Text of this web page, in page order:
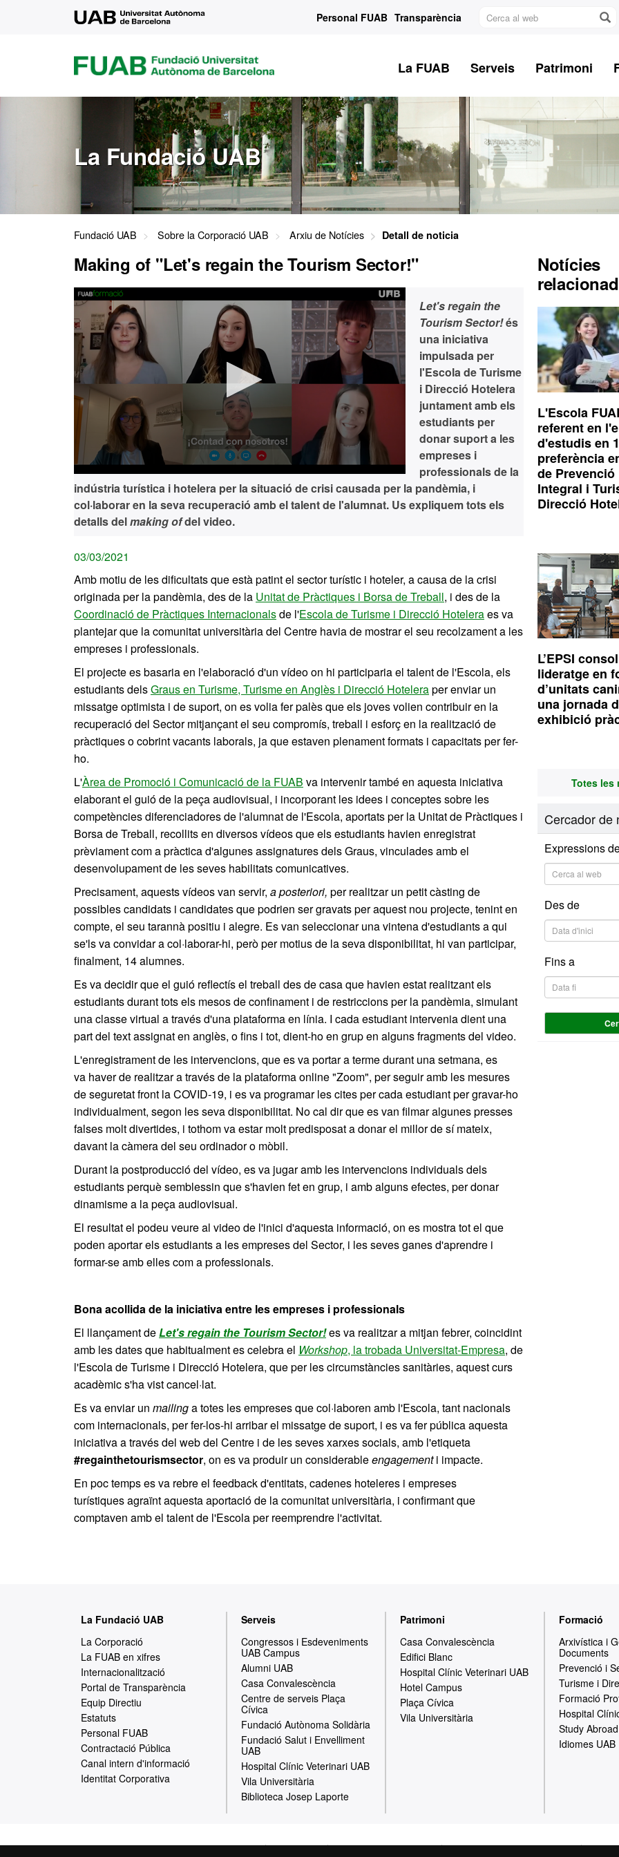
Personal FUAB Transparència
Cerca
FUAB
FUNDACIÓ
UNIVERSITAT
AUTÒNOMA
BARCELONA
La FUAB Serveis Patrimoni
La Fundació UAB
Fundació UAB Sobre la Corporació UAB Arxiu de Notícies Detall de noticia
Making of "Let's regain the Tourism Sector!"
seconds
of
0
secondsVolume
Let's regain the
Tourism Sector!és
una iniciativa
impulsada per
l'Escola de Turisme
i Direcció Hotelera
juntament amb els
estudiants per
donar suport a les
empreses i
professionals de la
indústria turística i hotelera per la situació de crisi causada per la pandèmia, i
col·laborar en la seva recuperació amb el talent de l'alumnat. Us expliquem tots els
detalls delmaking ofdel video.
03/03/2021
Amb motiu de les dificultats que està patint el sector turístic i hoteler, a causa de la crisi
originada per la pandèmia, des de la Unitat de Pràctiques i Borsa de Treball, i des de la
Coordinació de Pràctiques Internacionalsde l'Escola de Turisme i Direcció Hoteleraes va
plantejar que la comunitat universitària del Centre havia de mostrar el seu recolzament a les
empreses i professionals.
El projecte es basaria en l'elaboració d'un vídeo on hi participaria el talent de l'Escola, els
estudiants delsGraus en Turisme, Turisme en Anglès i Direcció Hoteleraper enviar un
missatge optimista i de suport, on es volia fer palès que els joves volien contribuir en la
recuperació del Sector mitjançant el seu compromís, treball i esforç en la realització de
pràctiques o cobrint vacants laborals, ja que estaven plenament formats i capacitats per fer-
ho.
L'Àrea de Promoció i Comunicació de la FUAB va intervenir també en aquesta iniciativa
elaborant el guió de la peça audiovisual, i incorporant les idees i conceptes sobre les
competències diferenciadores de l'alumnat de l'Escola, aportats per la Unitat de Pràctiques i
Borsa de Treball, recollits en diversos vídeos que els estudiants havien enregistrat
prèviament com a pràctica d'algunes assignatures dels Graus, vinculades amb el
desenvolupament de les seves habilitats comunicatives.
Precisament, aquests vídeos van servir, a posteriori, per realitzar un petit càsting de
possibles candidats i candidates que podrien ser gravats per aquest nou projecte, tenint en
compte, el seu tarannà positiu i alegre. Es van seleccionar una vintena d'estudiants a qui
se'ls va convidar a col·laborar-hi, però per motius de la seva disponibilitat, hi van participar,
finalment, 14 alumnes.
Es va decidir que el guió reflectís el treball des de casa que havien estat realitzant els
estudiants durant tots els mesos de confinament i de restriccions per la pandèmia, simulant
una classe virtual a través d'una plataforma en línia. I cada estudiant intervenia dient una
part del text assignat en anglès, o fins i tot, dient-ho en grup en alguns fragments del video.
L'enregistrament de les intervencions, que es va portar a terme durant una setmana, es
va haver de realitzar a través de la plataforma online "Zoom", per seguir amb les mesures
de seguretat front la COVID-19, i es va programar les cites per cada estudiant per gravar-ho
individualment, segon les seva disponibilitat. No cal dir que es van filmar algunes presses
falses molt divertides, i tothom va estar molt predisposat a donar el millor de sí mateix,
davant la càmera del seu ordinador o mòbil.
Durant la postproducció del vídeo, es va jugar amb les intervencions individuals dels
estudiants perquè semblessin que s'havien fet en grup, i amb alguns efectes, per donar
dinamisme a la peça audiovisual.
El resultat el podeu veure al video de l'inici d'aquesta informació, on es mostra tot el que
poden aportar els estudiants a les empreses del Sector, i les seves ganes d'aprendre i
formar-se amb elles com a professionals.
Bona acollida de la iniciativa entre les empreses i professionals
El llançament deLet's regain the Tourism Sector!es va realitzar a mitjan febrer, coincidint
amb les dates que habitualment es celebra el Workshop, la trobada Universitat-Empresa, de
l'Escola de Turisme i Direcció Hotelera, que per les circumstàncies sanitàries, aquest curs
acadèmic s'ha vist cancel·lat.
Es va enviar un mailinga totes les empreses que col·laboren amb l'Escola, tant nacionals
com internacionals, per fer-los-hi arribar el missatge de suport, i es va fer pública aquesta
iniciativa a través del web del Centre i de les seves xarxes socials, amb l'etiqueta
#regainthetourismsector, on es va produir un considerableengagementi impacte.
En poc temps es va rebre el feedback d'entitats, cadenes hoteleres i empreses
turístiques agraïnt aquesta aportació de la comunitat universitària, i confirmant que
comptaven amb el talent de l'Escola per reemprendre l'activitat.
Notícies
L'Escola
referent en
d'estudis en
preferència
de
Integral i
Direcció
L’EPSI
lideratge en
d’unitats
una jornada
exhibició
Totes les
Cercador de
Expressions
Des de
Fins a
La Fundació UAB
La Corporació
La FUAB en xifres
Internacionalització
Portal de Transparència
Equip Directiu
Estatuts
Personal FUAB
Contractació Pública
Canal intern d'informació
Identitat Corporativa
Serveis
Congressos i Esdeveniments
UAB Campus
Alumni UAB
Casa Convalescència
Centre de serveis Plaça
Cívica
Fundació Autònoma Solidària
Fundació Salut i Envelliment
UAB
Hospital Clínic Veterinari UAB
Vila Universitària
Biblioteca Josep Laporte
Patrimoni
Casa Convalescència
Edifici Blanc
Hospital Clínic Veterinari UAB
Hotel Campus
Plaça Cívica
Vila Universitària
Formació
Arxivística i
Documents
Prevenció i
Turisme i
Formació
Hospital
Study Abroad
Idiomes UAB